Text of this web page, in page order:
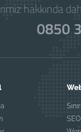
hakkında
0850